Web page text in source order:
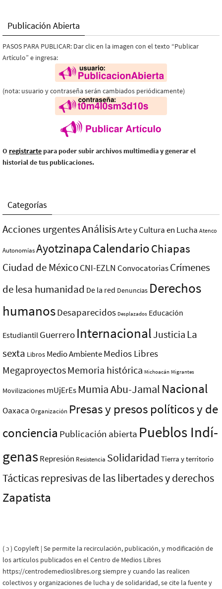
Publicación Abierta
PASOS PARA PUBLICAR: Dar clic en la imagen con el texto “Publicar
Artículo” e ingresa:
(nota: usuario y contraseña serán cambiados periódicamente)
O registrarte para poder subir archivos multimedia y generar el
historial de tus publicaciones.
Categorías
Acciones urgentesAnálisisArte y Cultura en Lucha Atenco
AutonomíasAyotzinapaCalendarioChiapas
Ciudad de MéxicoCNI-EZLN ConvocatoriasCrímenes
de lesa humanidad De la red Denuncias Derechos
humanosDesaparecidos Desplazados Educación
Estudiantil Guerrero InternacionalJusticia La
sexta Libros Medio AmbienteMedios Libres
MegaproyectosMemoria histórica Michoacán Migrantes
Movilizaciones mUjErEs Mumia Abu-Jamal Nacional
Oaxaca Organización Presas y presos polí­ticos y de
conciencia Publicación abierta Pueblos Indí­
genasRepresión Resistencia Solidaridad Tierra y territorio
Tácticas represivas de las libertades y derechos
Zapatista
( ɔ ) Copyleft | Se permite la recirculación, publicación, y modificación de
los artículos publicados en el Centro de Medios Libres
https://centrodemedioslibres.org siempre y cuando las realicen
colectivos y organizaciones de lucha y de solidaridad, se cite la fuente y